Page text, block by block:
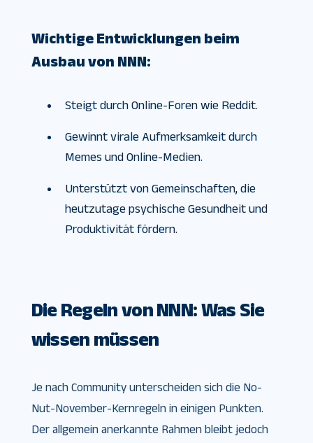
Wichtige Entwicklungen beim
Ausbau von NNN:
Steigt durch Online-Foren wie Reddit.
Gewinnt virale Aufmerksamkeit durch
Memes und Online-Medien.
Unterstützt von Gemeinschaften, die
heutzutage psychische Gesundheit und
Produktivität fördern.
Die Regeln von NNN: Was Sie
wissen müssen
Je nach Community unterscheiden sich die No-
Nut-November-Kernregeln in einigen Punkten.
Der allgemein anerkannte Rahmen bleibt jedoch